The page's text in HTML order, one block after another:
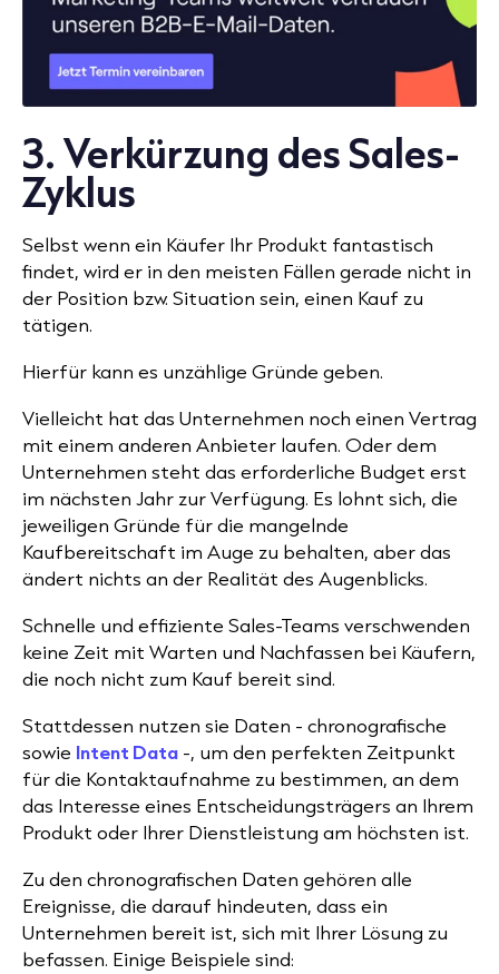
3. Verkürzung des Sales-
Zyklus
Selbst wenn ein Käufer Ihr Produkt fantastisch
findet, wird er in den meisten Fällen gerade nicht in
der Position bzw. Situation sein, einen Kauf zu
tätigen.
Hierfür kann es unzählige Gründe geben.
Vielleicht hat das Unternehmen noch einen Vertrag
mit einem anderen Anbieter laufen. Oder dem
Unternehmen steht das erforderliche Budget erst
im nächsten Jahr zur Verfügung. Es lohnt sich, die
jeweiligen Gründe für die mangelnde
Kaufbereitschaft im Auge zu behalten, aber das
ändert nichts an der Realität des Augenblicks.
Schnelle und effiziente Sales-Teams verschwenden
keine Zeit mit Warten und Nachfassen bei Käufern,
die noch nicht zum Kauf bereit sind.
Stattdessen nutzen sie Daten - chronografische
sowie Intent Data -, um den perfekten Zeitpunkt
für die Kontaktaufnahme zu bestimmen, an dem
das Interesse eines Entscheidungsträgers an Ihrem
Produkt oder Ihrer Dienstleistung am höchsten ist.
Zu den chronografischen Daten gehören alle
Ereignisse, die darauf hindeuten, dass ein
Unternehmen bereit ist, sich mit Ihrer Lösung zu
befassen. Einige Beispiele sind: